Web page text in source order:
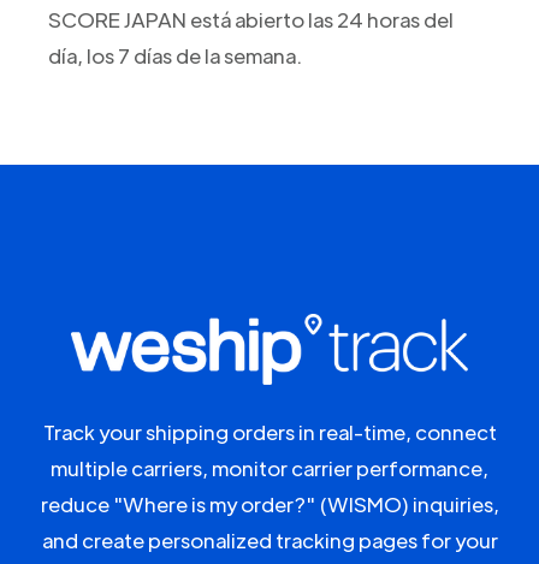
SCORE JAPAN está abierto las 24 horas del
día, los 7 días de la semana.
Track your shipping orders in real-time, connect
multiple carriers, monitor carrier performance,
reduce "Where is my order?" (WISMO) inquiries,
and create personalized tracking pages for your